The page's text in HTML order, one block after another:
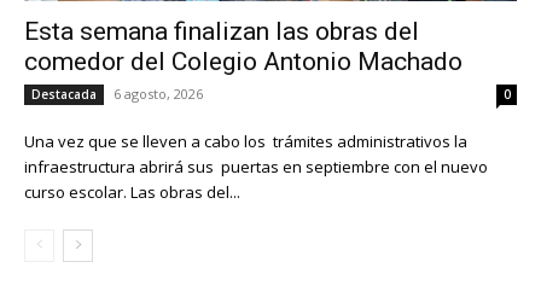
Esta semana finalizan las obras del
comedor del Colegio Antonio Machado
Destacada 6 agosto, 2026 0
Una vez que se lleven a cabo los trámites administrativos la
infraestructura abrirá sus puertas en septiembre con el nuevo
curso escolar. Las obras del...